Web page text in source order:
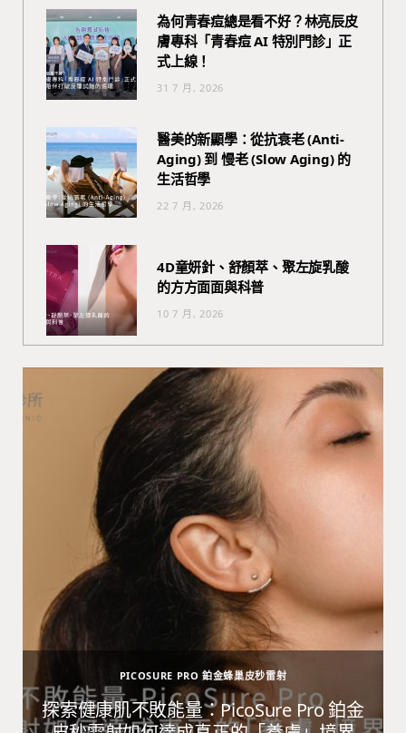
為何青春痘總是看不好？林亮辰皮
膚專科「青春痘 AI 特別門診」正
式上線！
31 7 月, 2026
醫美的新顯學：從抗衰老 (Anti-
Aging) 到 慢老 (Slow Aging) 的
生活哲學
22 7 月, 2026
4D童妍針、舒顏萃、聚左旋乳酸
的方方面面與科普
10 7 月, 2026
PICOSURE PRO 鉑金蜂巢皮秒雷射
探索健康肌不敗能量：PicoSure Pro 鉑金